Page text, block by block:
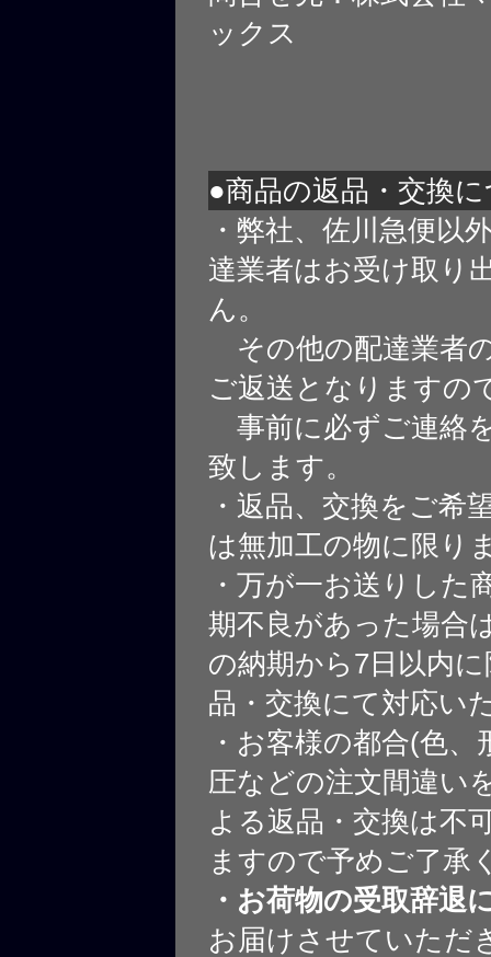
ックス
●商品の返品・交換
・弊社、佐川急便以
達業者はお受け取り
ん。
その他の配達業者
ご返送となりますの
事前に必ずご連絡
致します。
・返品、交換をご希
は無加工の物に限り
・万が一お送りした
期不良があった場合
の納期から7日以内
品・交換にて対応い
・お客様の都合(色、
圧などの注文間違い
よる返品・交換は不
ますので予めご了承
・お荷物の受取辞退
お届けさせていただ